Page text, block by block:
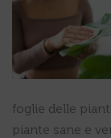
foglie delle
piante sane e